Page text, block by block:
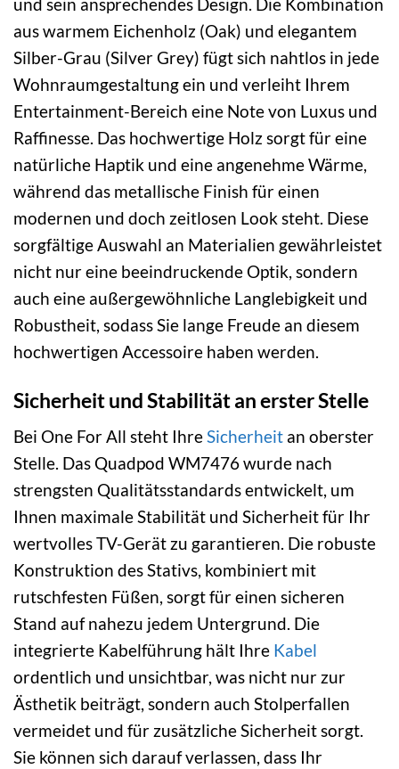
aus warmem Eichenholz (Oak) und elegantem
Silber-Grau (Silver Grey) fügt sich nahtlos in jede
Wohnraumgestaltung ein und verleiht Ihrem
Entertainment-Bereich eine Note von Luxus und
Raffinesse. Das hochwertige Holz sorgt für eine
natürliche Haptik und eine angenehme Wärme,
während das metallische Finish für einen
modernen und doch zeitlosen Look steht. Diese
sorgfältige Auswahl an Materialien gewährleistet
nicht nur eine beeindruckende Optik, sondern
auch eine außergewöhnliche Langlebigkeit und
Robustheit, sodass Sie lange Freude an diesem
hochwertigen Accessoire haben werden.
Sicherheit und Stabilität an erster Stelle
Bei One For All steht IhreSicherheit an oberster
Stelle. Das Quadpod WM7476 wurde nach
strengsten Qualitätsstandards entwickelt, um
Ihnen maximale Stabilität und Sicherheit für Ihr
wertvolles TV-Gerät zu garantieren. Die robuste
Konstruktion des Stativs, kombiniert mit
rutschfesten Füßen, sorgt für einen sicheren
Stand auf nahezu jedem Untergrund. Die
integrierte Kabelführung hält Ihre Kabel
ordentlich und unsichtbar, was nicht nur zur
Ästhetik beiträgt, sondern auch Stolperfallen
vermeidet und für zusätzliche Sicherheit sorgt.
Sie können sich darauf verlassen, dass Ihr